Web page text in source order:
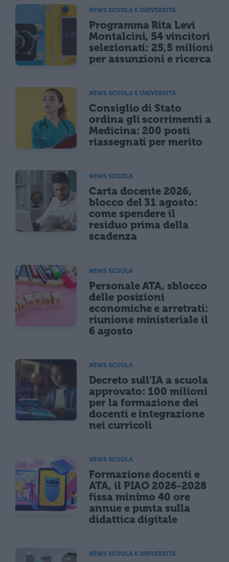
NEWS SCUOLA E UNIVERSITÀ
Programma Rita Levi
Montalcini, 54 vincitori
selezionati: 25,5 milioni
per assunzioni e ricerca
NEWS SCUOLA E UNIVERSITÀ
Consiglio di Stato
ordina gli scorrimenti a
Medicina: 200 posti
riassegnati per merito
NEWS SCUOLA
Carta docente 2026,
blocco del 31 agosto:
come spendere il
residuo prima della
scadenza
NEWS SCUOLA
Personale ATA, sblocco
delle posizioni
economiche e arretrati:
riunione ministeriale il
6 agosto
NEWS SCUOLA
Decreto sull'IA a scuola
approvato: 100 milioni
per la formazione dei
docenti e integrazione
nei curricoli
NEWS SCUOLA
Formazione docenti e
ATA, il PIAO 2026-2028
fissa minimo 40 ore
annue e punta sulla
didattica digitale
NEWS SCUOLA E UNIVERSITÀ